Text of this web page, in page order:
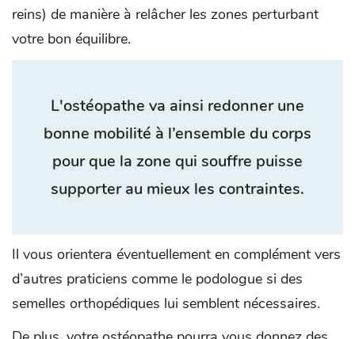
reins) de manière à relâcher les zones perturbant
votre bon équilibre.
L'ostéopathe va ainsi redonner une
bonne mobilité à l’ensemble du corps
pour que la zone qui souffre puisse
supporter au mieux les contraintes.
Il vous orientera éventuellement en complément vers
d’autres praticiens comme le podologue si des
semelles orthopédiques lui semblent nécessaires.